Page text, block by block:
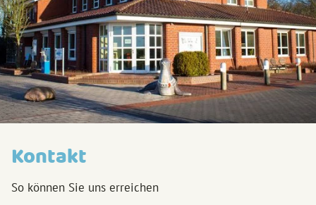
Kontakt
So können Sie uns erreichen